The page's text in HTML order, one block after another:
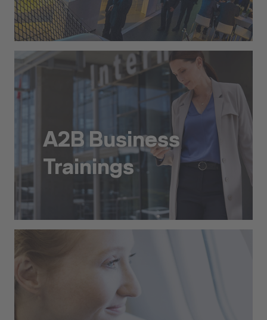
Events & Locations
A2B Business
Trainings
A2B Business Trainings